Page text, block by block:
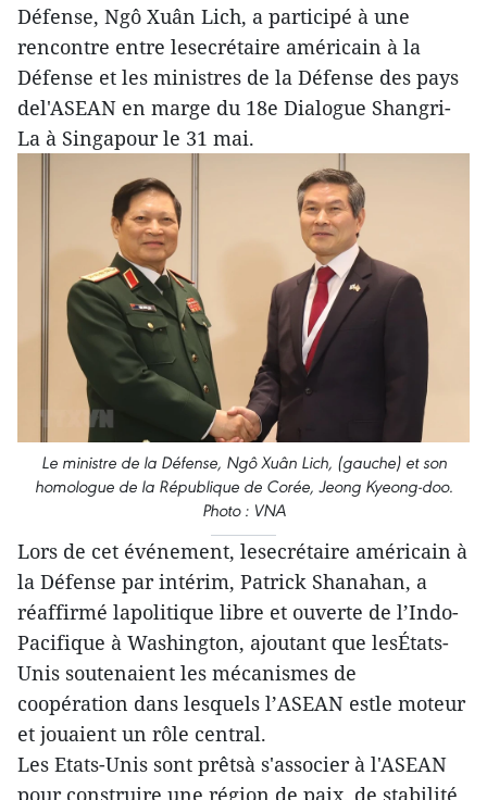
Défense, Ngô Xuân Lich, a participé à une
rencontre entre lesecrétaire américain à la
Défense et les ministres de la Défense des pays
del'ASEAN en marge du 18e Dialogue Shangri-
La à Singapour le 31 mai.
Le ministre de la Défense, Ngô Xuân Lich, (gauche) et son
homologue de la République de Corée, Jeong Kyeong-doo.
Photo : VNA
Lors de cet événement, lesecrétaire américain à
la Défense par intérim, Patrick Shanahan, a
réaffirmé lapolitique libre et ouverte de l’Indo-
Pacifique à Washington, ajoutant que lesÉtats-
Unis soutenaient les mécanismes de
coopération dans lesquels l’ASEAN estle moteur
et jouaient un rôle central.
Les Etats-Unis sont prêtsà s'associer à l'ASEAN